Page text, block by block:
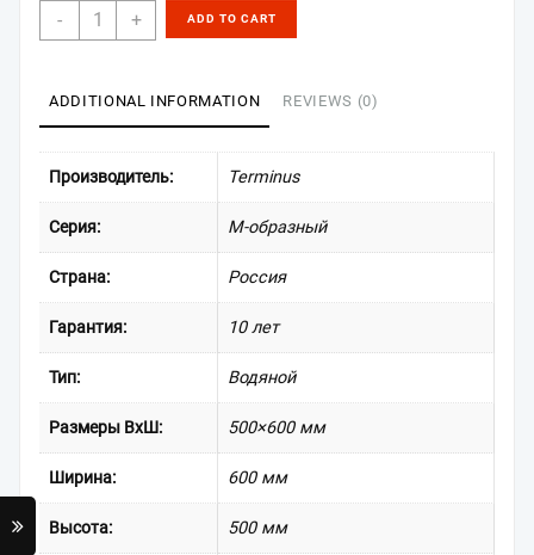
-
Terminus
Полотенцесушитель
образный
(М
500*600)
+ ADD TO CART
ADDITIONAL INFORMATION REVIEWS (0)
Производитель: Terminus
Серия: М-образный
Страна: Россия
Гарантия: 10 лет
Тип: Водяной
Размеры ВxШ: 500×600 мм
Ширина: 600 мм
Высота: 500 мм